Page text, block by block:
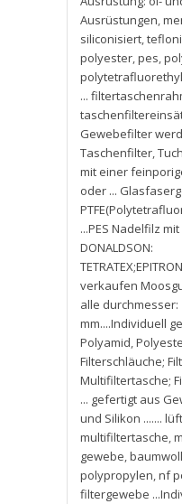
Ausrüstungen,
siliconisiert,
polyester,pes,
...
Gewebefilter
Taschenfilter,
mit einer
oder ...
...PES Nadelfilz mit
DONALDSON:
verkaufen
alle durchmesser:
mm....Individuell
Polyamid,
Filterschläuche;
Multifiltertasche;
... gefertigt aus
und Silikon .......
multifiltertasche,
gewebe,
polypropylen,nf
filtergewebe